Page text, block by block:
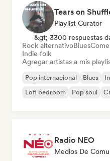
Tears on
Playlist Curator
&gt; 3300 respuestas
Rock alternativoBlues
Indie folk
Agregar artistas a mis
Pop internacional Blues
Lofi bedroom
Pop soul
Radio NEO